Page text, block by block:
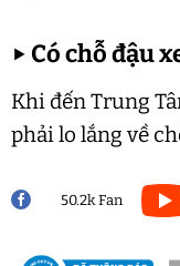
▶ Có chỗ đậu
Khi đến Trung
phải lo lắng về
50.2k Fan